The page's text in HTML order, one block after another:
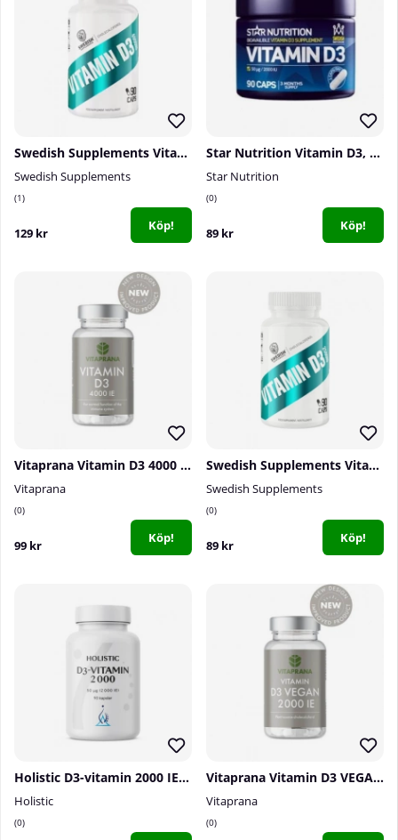
Swedish Supplements Vitamin D3 4000IU, 90 caps
Swedish Supplements
1
129 kr Köp!
Star Nutrition Vitamin D3, 90 caps
Star Nutrition
0
89 kr Köp!
Vitaprana Vitamin D3 4000 IE, 110 caps
Vitaprana
0
99 kr Köp!
Swedish Supplements Vitamin D3 2500IU, 90 caps
Swedish Supplements
0
89 kr Köp!
Holistic D3-vitamin 2000 IE, 90 caps
Holistic
0
Vitaprana Vitamin D3 VEGAN 2000 IE, 110 caps
Vitaprana
0